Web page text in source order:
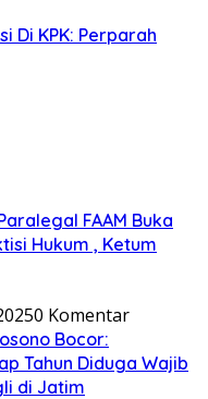
Di KPK: Perparah
FAAM Buka
Hukum , Ketum
0 Komentar
Bocor:
Tahun Diduga Wajib
di Jatim